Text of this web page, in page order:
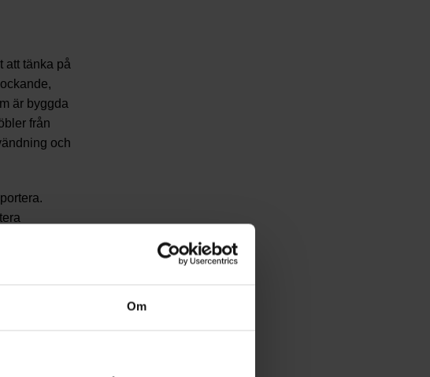
Om
att tänka på
är byggda
från
och
och